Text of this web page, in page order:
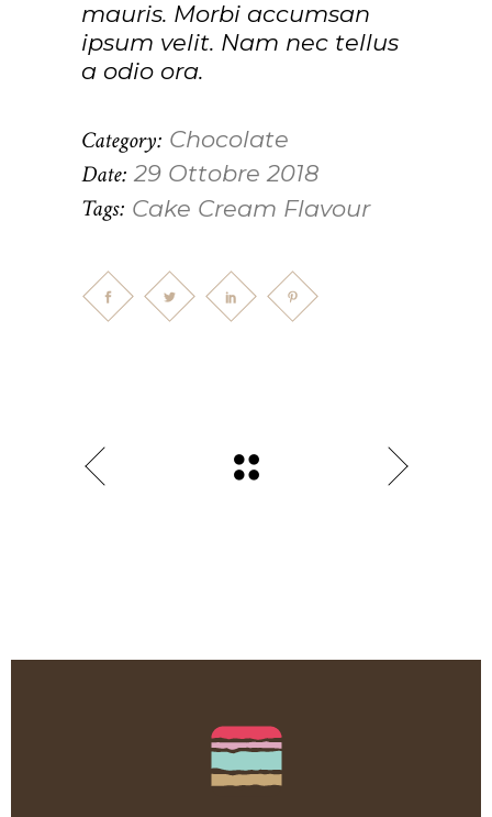
mauris. Morbi accumsan
ipsum velit. Nam nec tellus
a odio ora.
Category: Chocolate
Date: 29 Ottobre 2018
Tags: Cake Cream Flavour